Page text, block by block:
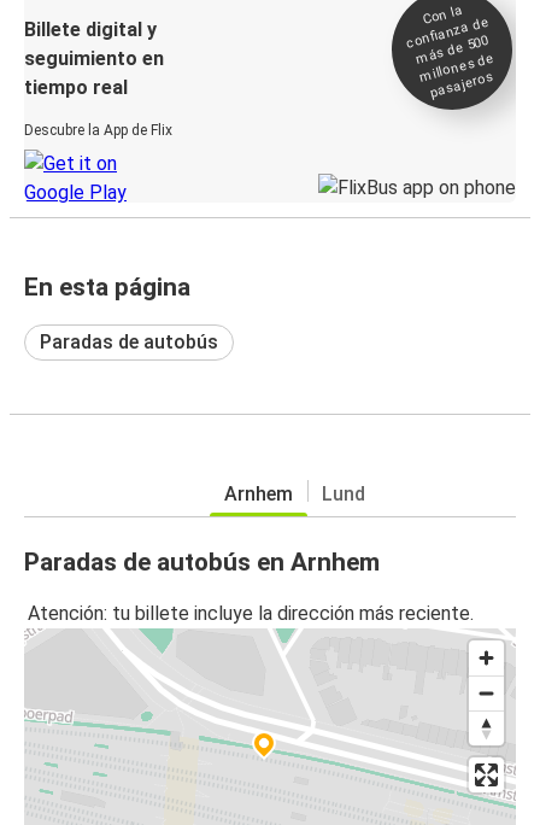
Billete digital y
seguimiento en
tiempo real
Descubre la App de Flix
Con la
confianza de
más de 500
millones de
pasajeros
En esta página
Paradas de autobús
Arnhem Lund
Paradas de autobús en Arnhem
Atención: tu billete incluye la dirección más reciente.